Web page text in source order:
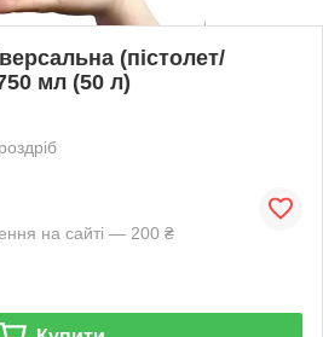
(пістолет/
мл (50 л)
на сайті — 200 ₴